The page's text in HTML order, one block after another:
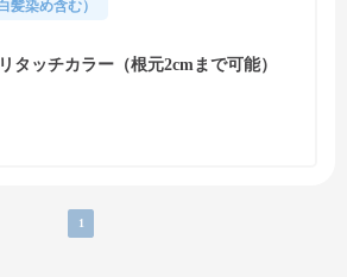
髪染め含む）
タッチカラー（根元2cmまで可能）
1